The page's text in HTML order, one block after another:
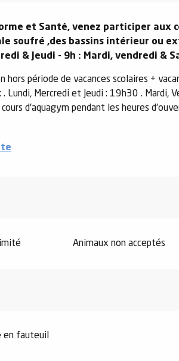
et Santé, venez participer aux
soufré ,des bassins intérieur ou
& Jeudi - 9h : Mardi, vendredi &
hors période de vacances scolaires +
Lundi, Mercredi et Jeudi : 19h30 . Mardi,
d'aquagym pendant les heures
Animaux non acceptés
en fauteuil